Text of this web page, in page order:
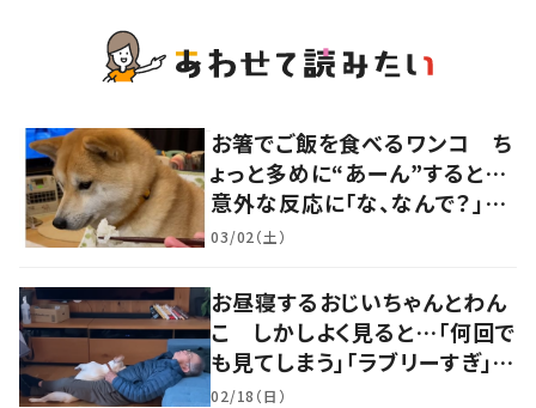
お箸でご飯を食べるワンコ ち
ょっと多めに“あーん”すると…
意外な反応に「な、なんで？」
「柴あるあるかも」の声
03/02（土）
お昼寝するおじいちゃんとわん
こ しかしよく見ると…「何回で
も見てしまう」「ラブリーすぎ」の
声
02/18（日）